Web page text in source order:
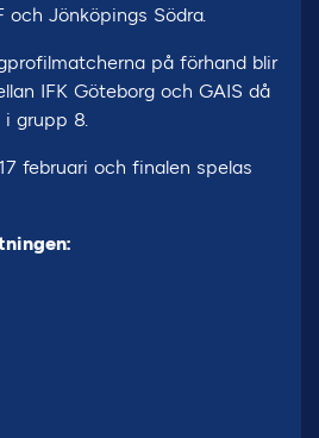
och Jönköpings Södra.
på förhand blir
IFK Göteborg och GAIS då
i grupp 8.
februari och finalen spelas